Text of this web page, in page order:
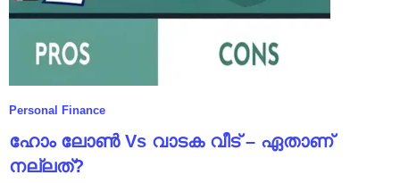
Personal Finance
ഹോം ലോൺ Vs വാടക വീട് – ഏതാണ്
നല്ലത്?